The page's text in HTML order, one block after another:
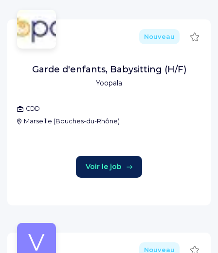
Yoopala
Nouveau
Garde d'enfants, Babysitting (H/F)
CDD
Marseille (Bouches-du-Rhône)
Voir le job
V Nouveau